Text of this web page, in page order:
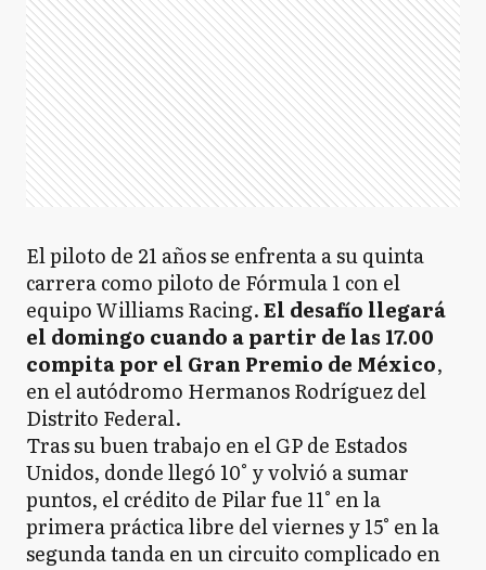
El piloto de 21 años se enfrenta a su quinta
carrera como piloto de Fórmula 1 con el
equipo Williams Racing.El desafío llegará
el domingo cuando a partir de las 17.00
compita por el Gran Premio de México,
en el autódromo Hermanos Rodríguez del
Distrito Federal.
Tras su buen trabajo en el GP de Estados
Unidos, donde llegó 10° y volvió a sumar
puntos, el crédito de Pilar fue 11° en la
primera práctica libre del viernes y 15° en la
segunda tanda en un circuito complicado en